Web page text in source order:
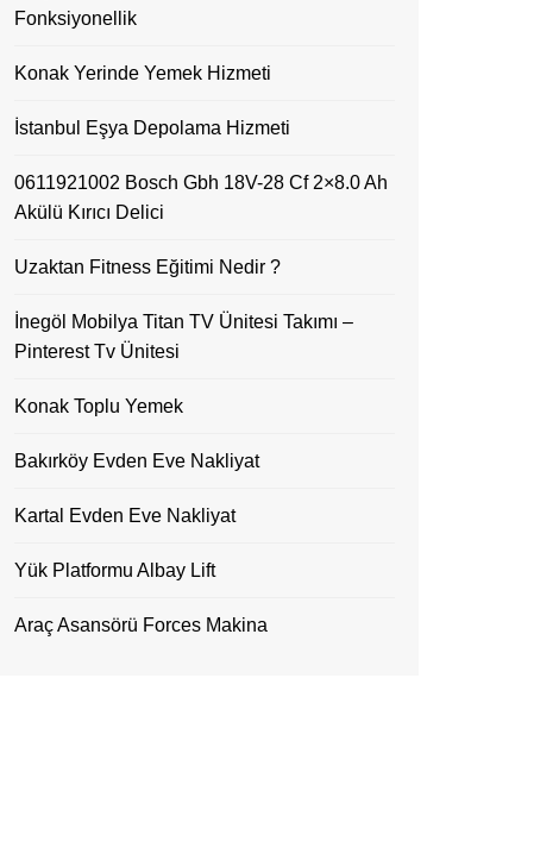
Fonksiyonellik
Konak Yerinde Yemek Hizmeti
İstanbul Eşya Depolama Hizmeti
0611921002 Bosch Gbh 18V-28 Cf 2×8.0 Ah
Akülü Kırıcı Delici
Uzaktan Fitness Eğitimi Nedir ?
İnegöl Mobilya Titan TV Ünitesi Takımı –
Pinterest Tv Ünitesi
Konak Toplu Yemek
Bakırköy Evden Eve Nakliyat
Kartal Evden Eve Nakliyat
Yük Platformu Albay Lift
Araç Asansörü Forces Makina